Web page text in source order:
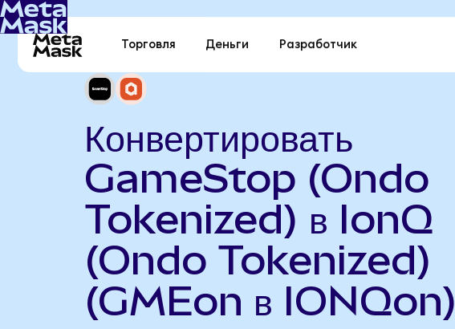
Торговля Деньги Разработчик
Конвертировать
GameStop (Ondo
Tokenized) в IonQ
(Ondo Tokenized)
(GMEon в IONQon)